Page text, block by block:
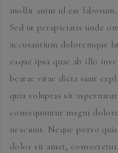
mollit anim id est laborum.
Sed ut perspiciatis unde
accusantium doloremque
eaque ipsa quae ab illo
beatae vitae dicta sunt
quia voluptas sit
consequuntur magni
nesciunt. Neque porro
dolor sit amet,